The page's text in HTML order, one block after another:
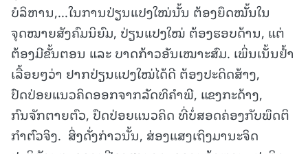
ບໍລິຫານ,...ໃນການປ່ຽນແປງໃໝ່ນັ້ນ ຕ້ອງຍຶດໝັ້ນໃນ
ຈຸດໝາຍສັງຄົມນິຍົມ, ປ່ຽນແປງໃໝ່ ຕ້ອງຮອບດ້ານ, ແຕ່
ຕ້ອງມີຂັ້ນຕອນ ແລະ ບາດກ້າວອັນເໝາະສົມ. ເພິ່ນເນັ້ນຢໍ້າ
ເລື້ອຍໆວ່າ ຢາກປ່ຽນແປງໃໝ່ໄດ້ດີ ຕ້ອງປະດິດສ້າງ,
ປົດປ່ອຍແນວຄິດອອກຈາກລັດທິຄໍາພີ, ແຂງກະດ້າງ,
ກົນຈັກຕາຍຕົວ, ປົດປ່ອຍແນວຄິດ ທີ່ບໍ່ສອດຄ່ອງກັບພຶດຕິ
ກໍາຕົວຈິງ. ສິ່ງດັ່ງກ່າວນັ້ນ, ສ່ອງແສງເຖິງມານະຈິດ